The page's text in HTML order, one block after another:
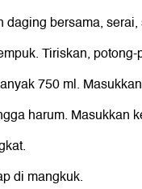
daging bersama,
Tiriskan, potong-
750 ml.
harum. Masukkan
di mangkuk.